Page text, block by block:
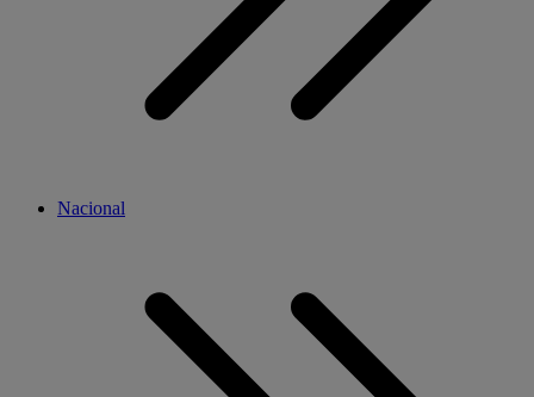
Nacional